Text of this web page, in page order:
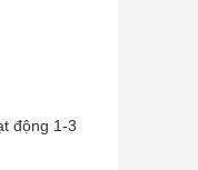
động 1-3